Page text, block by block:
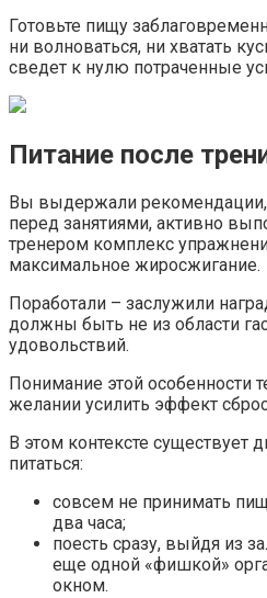
Готовьте пищу
ни волноваться, ни хватать
сведет к нулю потраченные
Питание после
Вы выдержали
перед занятиями, активно
тренером комплекс
максимальное жиросжигание.
Поработали – заслужили
должны быть не из области
удовольствий.
Понимание этой особенности
желании усилить эффект
В этом контексте существует
питаться:
совсем не принимать
два часа;
поесть сразу, выйдя из
еще одной «фишкой»
окном.